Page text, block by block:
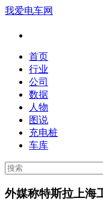
我爱电车网
首页
行业
公司
数据
人物
图说
充电桩
车库
外媒称特斯拉上海